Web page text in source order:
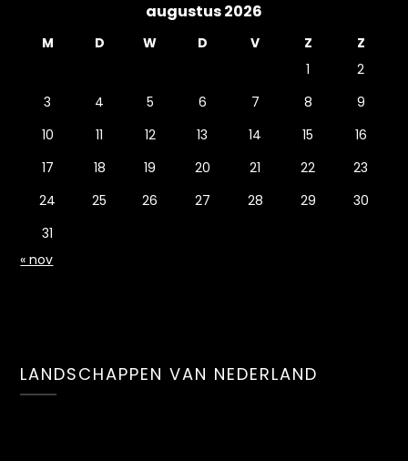
augustus 2026
M D W D V Z
Z
1
2
3
4 5 6 7 8
9
10
11 12 13 14 15
16
17
18 19 20 21 22
23
24
25 26 27 28 29
30
31
« nov
LANDSCHAPPEN VAN NEDERLAND